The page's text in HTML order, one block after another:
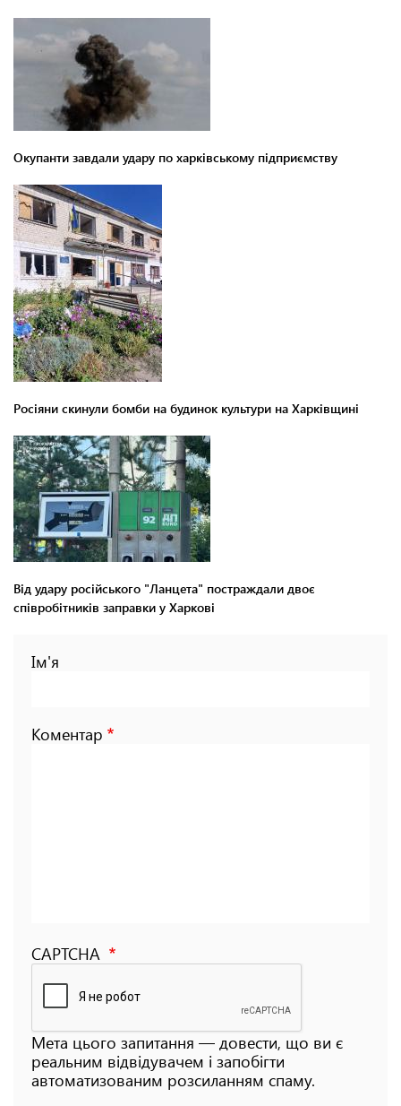
Окупанти завдали удару по харківському підприємству
Росіяни скинули бомби на будинок культури на Харківщині
Від удару російського "Ланцета" постраждали двоє
співробітників заправки у Харкові
Ім'я
Коментар
CAPTCHA
Мета цього запитання — довести, що ви є
реальним відвідувачем і запобігти
автоматизованим розсиланням спаму.